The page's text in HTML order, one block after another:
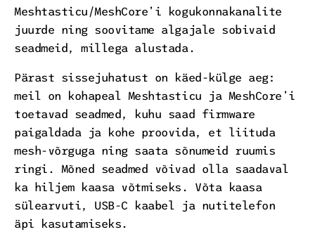
Meshtasticu/MeshCore’i kogukonnakanalite
juurde ning soovitame algajale sobivaid
seadmeid, millega alustada.
Pärast sissejuhatust on käed-külge aeg:
meil on kohapeal Meshtasticu ja MeshCore’i
toetavad seadmed, kuhu saad firmware
paigaldada ja kohe proovida, et liituda
mesh-võrguga ning saata sõnumeid ruumis
ringi. Mõned seadmed võivad olla saadaval
ka hiljem kaasa võtmiseks. Võta kaasa
sülearvuti, USB-C kaabel ja nutitelefon
äpi kasutamiseks.